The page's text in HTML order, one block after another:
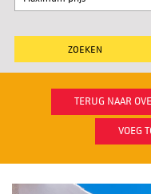
TERUG NAAR
VOEG